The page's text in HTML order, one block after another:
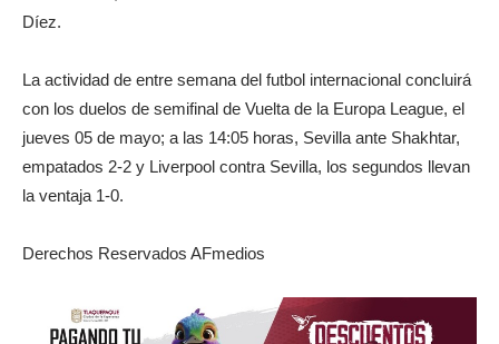
Díez.
La actividad de entre semana del futbol internacional concluirá
con los duelos de semifinal de Vuelta de la Europa League, el
jueves 05 de mayo; a las 14:05 horas, Sevilla ante Shakhtar,
empatados 2-2 y Liverpool contra Sevilla, los segundos llevan
la ventaja 1-0.
Derechos Reservados AFmedios